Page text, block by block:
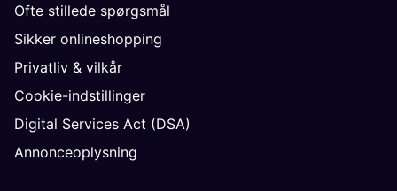
Ofte stillede spørgsmål
Sikker onlineshopping
Privatliv & vilkår
Cookie-indstillinger
Digital Services Act (DSA)
Annonceoplysning